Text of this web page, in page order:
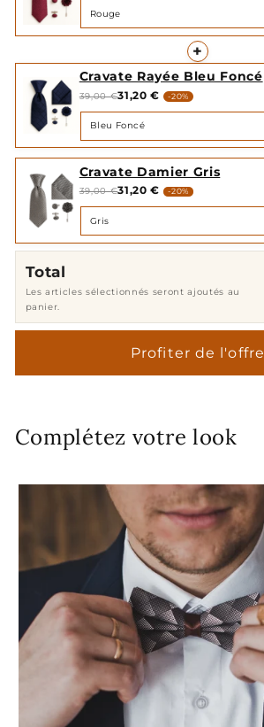
+
Cravate Rayée Bleu Foncé
39,00 €31,20 € -20%
Cravate Damier Gris
39,00 €31,20 € -20%
Total
Les articles sélectionnés seront ajoutés au
panier.
Profiter de l'offre
Complétez votre look